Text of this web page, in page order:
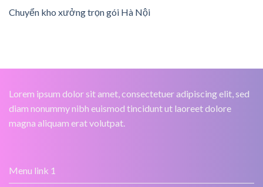
Chuyển kho xưởng trọn gói Hà Nội
Lorem ipsum dolor sit amet, consectetuer adipiscing elit, sed
diam nonummy nibh euismod tincidunt ut laoreet dolore
magna aliquam erat volutpat.
Menu link 1